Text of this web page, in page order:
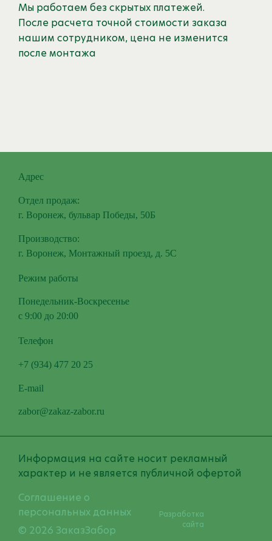
Мы работаем без скрытых платежей.
После расчета точной стоимости заказа
нашим сотрудником, цена не изменится
после монтажа
Адрес
Отдел продаж:
г. Воронеж, бульвар Победы, 50Б
Производство:
г. Воронеж, Монтажный проезд, д. 5С
Режим работы
Понедельник-Воскресенье
с 9:00 до 20:00
Телефон
+7 (934) 477 20 25
E-mail
zabor@zakaz-zabor.ru
Информация на сайте носит рекламный
характер и не является публичной офертой
Разработка
сайта
Соглашение о
персональных данных
© 2026 ЗаказЗабор